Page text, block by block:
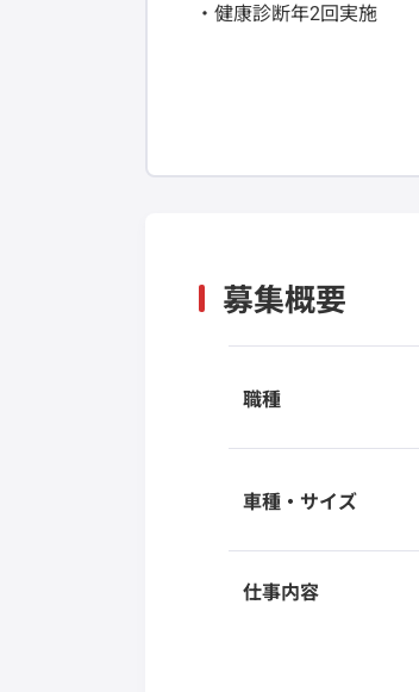
・健康診断年2回実施
募集概要
職種
車種・サイズ
仕事内容